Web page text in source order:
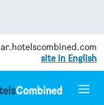
ar.hotelscombined.com
site in English